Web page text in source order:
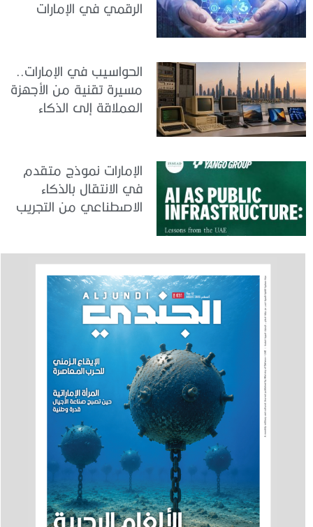
الرقمي في الإمارات
الحواسيب في الإمارات..
مسيرة تقنية من الأجهزة
العملاقة إلى الذكاء
الإمارات نموذج متقدم
في الانتقال بالذكاء
الاصطناعي من التجريب